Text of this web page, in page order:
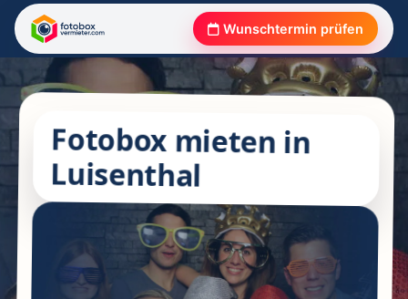
Wunschtermin prüfen
Fotobox mieten in
Luisenthal